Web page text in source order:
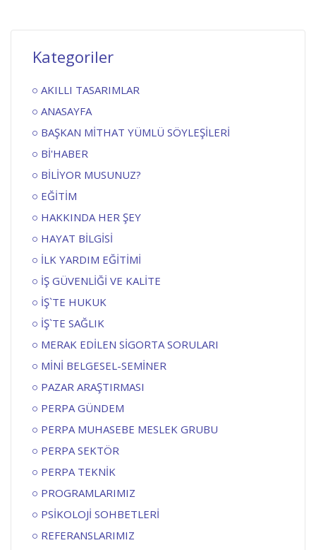
Kategoriler
AKILLI TASARIMLAR
ANASAYFA
BAŞKAN MİTHAT YÜMLÜ SÖYLEŞİLERİ
Bİ'HABER
BİLİYOR MUSUNUZ?
EĞİTİM
HAKKINDA HER ŞEY
HAYAT BİLGİSİ
İLK YARDIM EĞİTİMİ
İŞ GÜVENLİĞİ VE KALİTE
İŞ`TE HUKUK
İŞ`TE SAĞLIK
MERAK EDİLEN SİGORTA SORULARI
MİNİ BELGESEL-SEMİNER
PAZAR ARAŞTIRMASI
PERPA GÜNDEM
PERPA MUHASEBE MESLEK GRUBU
PERPA SEKTÖR
PERPA TEKNİK
PROGRAMLARIMIZ
PSİKOLOJİ SOHBETLERİ
REFERANSLARIMIZ